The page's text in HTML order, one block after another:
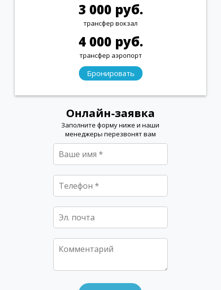
3 000 руб.
трансфер вокзал
4 000 руб.
трансфер аэропорт
Бронировать
Онлайн-заявка
Заполните форму ниже и наши
менеджеры перезвонят вам